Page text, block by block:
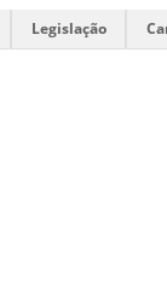
Legislação